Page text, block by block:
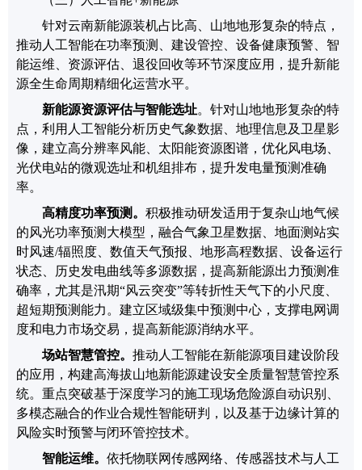
针对云南新能源装机占比高、山地地形复杂的特点，
推动人工智能在功率预测、 建设管控、设备健康预警、 智
能运维、资源评估、退役回收等环节深度应用，提升新能
源全生命周期精细化运营水平。
新能源资源评估与智能选址。 针对山地地形复杂的特
点， 利用 人工智能分析历史气象数据、地理信息及卫星影
像，建立高分辨率风能、太阳能资源图谱，优化风电场、
光伏电站的微观选址和机组排布，提升发电量预测准确
率。
高精度功率预测 。 积极推动研发适用于复杂山地气候
的风光功率预测大模型，融合气象卫星数据、地面测站实
时风速/辐照度、 数值天气预报 地形高程数据
设备运行
状态、历史发电曲线等多源数据 ， 提高新能源出力预测准
确率， 尤其是汛期“风云突变”等转折性天气下的小尺度、
超短期预测能力。建立区域级集中预测中心，支撑电网调
度和电力市场交易，提高新能源消纳水平。
场站智慧管控。 推动人工智能在新能源项目建设阶段
的应用，构建高海拔山地新能源建设安全质量智慧管控系
统。重点突破基于深度学习的施工现场危险源自动识别、
多模态融合的作业合规性智能研判，以及基于边缘计算的
风险实时预警与闭环管控技术。
智能运维。 依托物联网传感网络、传感器技术与人工